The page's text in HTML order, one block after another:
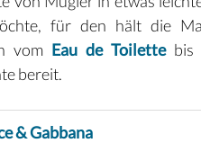
für den hält die
vom Eau de Toilettebis
bereit.
& Gabbana